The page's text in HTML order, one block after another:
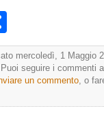
mercoledì, 1 Maggio
. Puoi seguire i commenti
un commento , o